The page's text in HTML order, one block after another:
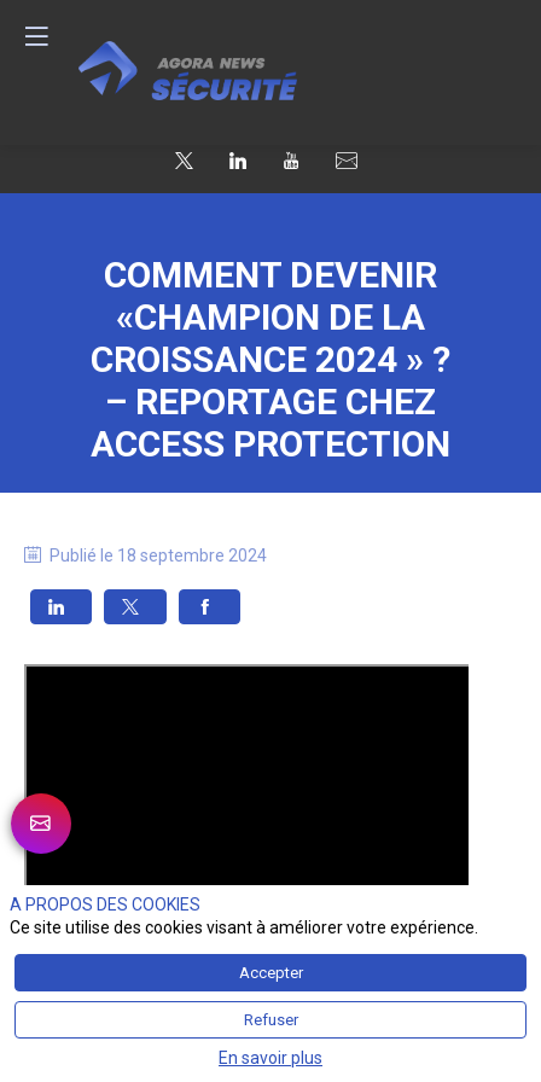
COMMENT DEVENIR
«CHAMPION DE LA
CROISSANCE 2024 » ?
– REPORTAGE CHEZ
ACCESS PROTECTION
Publié le 18 septembre 2024
A PROPOS DES COOKIES
Ce site utilise des cookies visant à améliorer votre expérience.
Accepter
Refuser
En savoir plus